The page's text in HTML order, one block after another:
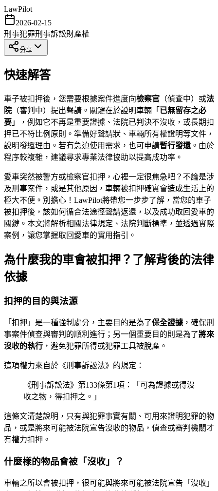
LawPilot
2026-02-15
刑事犯罪刑事訴訟財產權
分享
快速解答
車子被扣押後，您需要根據案件進度向檢察官 （偵查中）或法
院 （審判中）提出聲請。關鍵在於證明車輛「 已無留存之必
要 」，例如它不再是重要證據、法院已判決不沒收，或長期扣
押已不符比例原則。準備好聲請狀、車輛所有權證明等文件，
說明發還理由。若有急迫使用需求，也可申請暫行發還 。由於
程序較複雜，建議尋求專業法律協助以提高成功率。
愛車突然被警方或檢察官扣押，心裡一定很焦急吧？不論是涉
及刑事案件，或是其他原因，車輛被扣押確實會造成生活上的
極大不便。別擔心！LawPilot將帶您一步步了解，當您的車子
被扣押後，該如何循合法途徑聲請返還，以及成功取回愛車的
關鍵。本文將解析相關法律規定、法院判斷標準，並透過實際
案例，讓您掌握取回愛車的實用指引。
為什麼我的車會被扣押？了解背後的法律
依據
扣押的目的與法源
「扣押」是一種強制處分，主要目的是為了保全證據 ，確保刑
事案件偵查與審判的順利進行；另一個重要目的則是為了將來
沒收的執行 ，避免犯罪所得或犯罪工具被脫產。
這項權力來自於《刑事訴訟法》的規定：
《刑事訴訟法》第133條第1項：「可為證據或得沒
收之物，得扣押之。」
這條文清楚說明，只有與犯罪事實有關、可用來證明犯罪的物
品，或是將來可能被法院宣告沒收的物品，偵查或審判機關才
有權力扣押。
什麼樣的物品會被「沒收」？
車輛之所以會被扣押，很可能與將來可能被法院宣告「沒收」